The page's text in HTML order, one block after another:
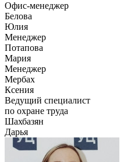
Офис-менеджер
Белова
Юлия
Менеджер
Потапова
Мария
Менеджер
Мербах
Ксения
Ведущий специалист
по охране труда
Шахбазян
Дарья